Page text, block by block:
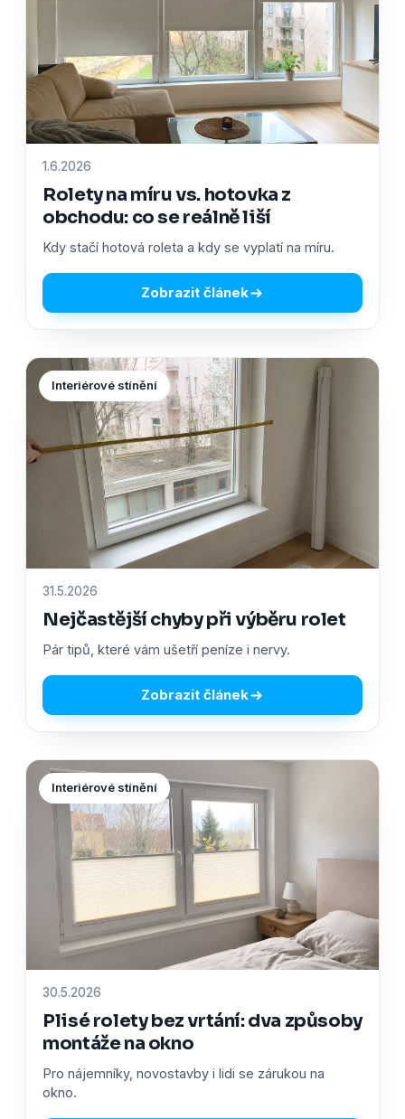
1.6.2026
Rolety na míru vs. hotovka z
obchodu: co se reálně liší
Kdy stačí hotová roleta a kdy se vyplatí na míru.
Zobrazit článek
Interiérové stínění
31.5.2026
Nejčastější chyby při výběru rolet
Pár tipů, které vám ušetří peníze i nervy.
Zobrazit článek
Interiérové stínění
30.5.2026
Plisé rolety bez vrtání: dva způsoby
montáže na okno
Pro nájemníky, novostavby i lidi se zárukou na
okno.